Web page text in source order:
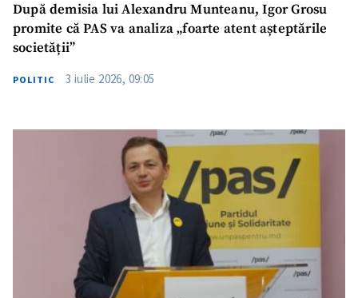
După demisia lui Alexandru Munteanu, Igor Grosu
promite că PAS va analiza „foarte atent așteptările
societății”
POLITIC 3 iulie 2026, 09:05